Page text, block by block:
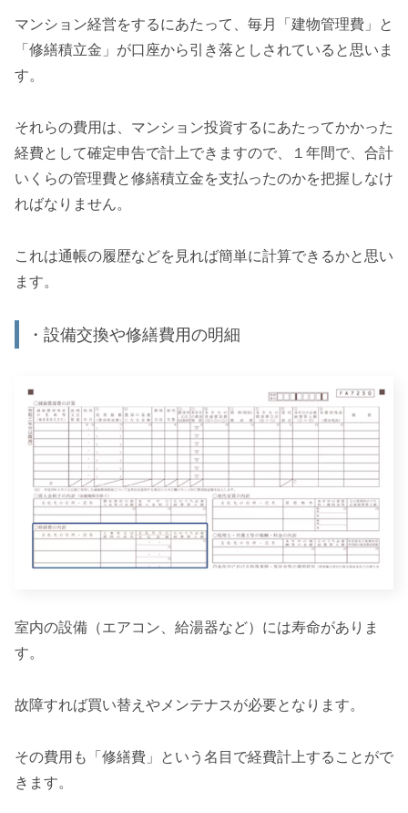
マンション経営をするにあたって、毎月「建物管理費」と
「修繕積立金」が口座から引き落としされていると思いま
す。
それらの費用は、マンション投資するにあたってかかった
経費として確定申告で計上できますので、１年間で、合計
いくらの管理費と修繕積立金を支払ったのかを把握しなけ
ればなりません。
これは通帳の履歴などを見れば簡単に計算できるかと思い
ます。
・設備交換や修繕費用の明細
室内の設備（エアコン、給湯器など）には寿命がありま
す。
故障すれば買い替えやメンテナスが必要となります。
その費用も「修繕費」という名目で経費計上することがで
きます。